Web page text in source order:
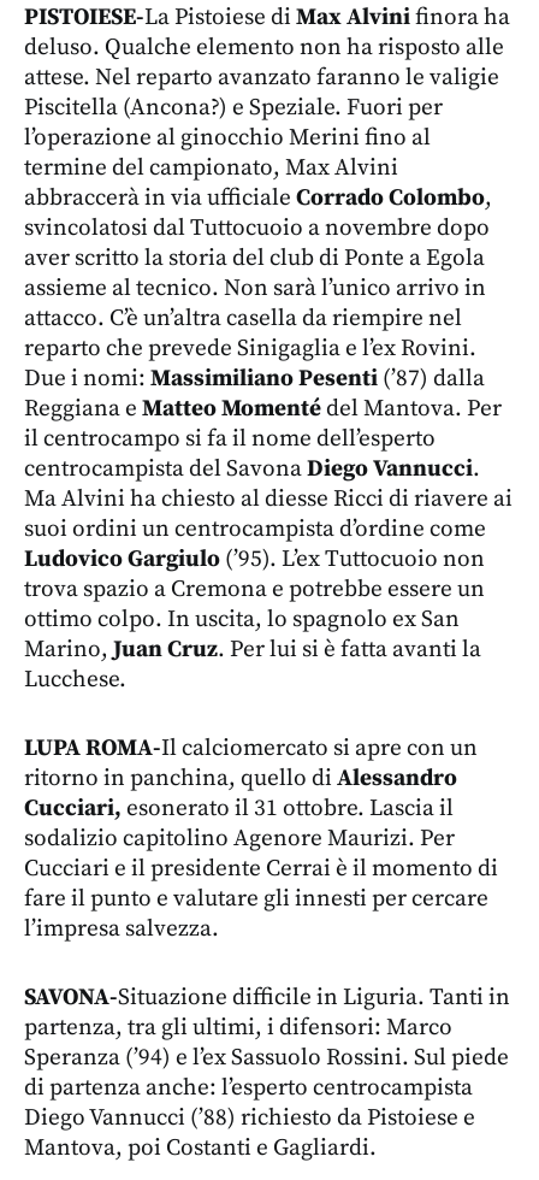
PISTOIESE-La Pistoiese di Max Alvinifinora ha
deluso. Qualche elemento non ha risposto alle
attese. Nel reparto avanzato faranno le valigie
Piscitella (Ancona?) e Speziale. Fuori per
l’operazione al ginocchio Merini fino al
termine del campionato, Max Alvini
abbraccerà in via ufficiale Corrado Colombo,
svincolatosi dal Tuttocuoio a novembre dopo
aver scritto la storia del club di Ponte a Egola
assieme al tecnico. Non sarà l’unico arrivo in
attacco. C’è un’altra casella da riempire nel
reparto che prevede Sinigaglia e l’ex Rovini.
Due i nomi: Massimiliano Pesenti (’87) dalla
Reggiana e Matteo Momentédel Mantova. Per
il centrocampo si fa il nome dell’esperto
centrocampista del SavonaDiego Vannucci.
Ma Alvini ha chiesto al diesse Ricci di riavere ai
suoi ordini un centrocampista d’ordine come
Ludovico Gargiulo (’95). L’ex Tuttocuoio non
trova spazio a Cremona e potrebbe essere un
ottimo colpo. In uscita, lo spagnolo ex San
Marino, Juan Cruz. Per lui si è fatta avanti la
Lucchese.
LUPA ROMA-Il calciomercato si apre con un
ritorno in panchina, quello di Alessandro
Cucciari, esonerato il 31 ottobre. Lascia il
sodalizio capitolino Agenore Maurizi. Per
Cucciari e il presidente Cerrai è il momento di
fare il punto e valutare gli innesti per cercare
l’impresa salvezza.
SAVONA-Situazione difficile in Liguria. Tanti in
partenza, tra gli ultimi, i difensori: Marco
Speranza (’94) e l’ex Sassuolo Rossini. Sul piede
di partenza anche: l’esperto centrocampista
Diego Vannucci (’88) richiesto da Pistoiese e
Mantova, poi Costanti e Gagliardi.